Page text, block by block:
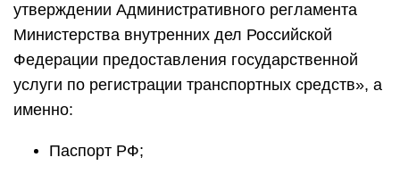
утверждении Административного регламента
Министерства внутренних дел Российской
Федерации предоставления государственной
услуги по регистрации транспортных средств», а
именно:
Паспорт РФ;